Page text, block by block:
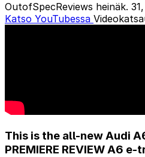
OutofSpecReviews heinäk.
Katso YouTubessa
This is the all-new Audi
PREMIERE REVIEW A6 e-